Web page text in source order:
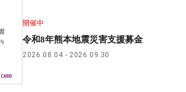
開催中
令和8年熊本地震災害支援募金
2026.08.04 2026.09.30